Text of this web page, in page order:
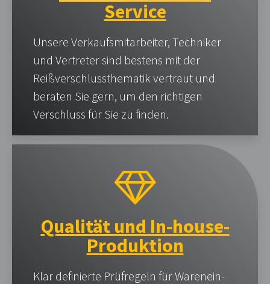
Service
Unsere Verkaufsmitarbeiter, Techniker
und Vertreter sind bestens mit der
Reißverschlussthematik vertraut und
beraten Sie gern, um den richtigen
Verschluss für Sie zu finden.
Qualität und In-house-
Produktion
Klar definierte Prüfregeln für Warenein-